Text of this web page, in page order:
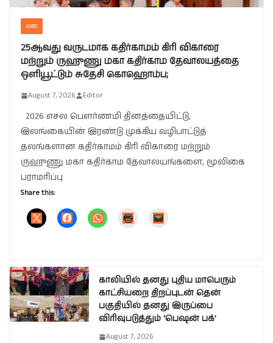
JOBS
25ஆவது வருடமாக கதிர்காமம் கிரி விகாரை
மற்றும் ருஹுணு மகா கதிர்காம தேவாலயத்தை
ஒளியூட்டும் சுதேசி கொஹொம்ப;
August 7, 2026 Editor
2026 எசல பௌர்ணமி தினத்தையிட்டு,
இலங்கையின் இரண்டு முக்கிய வழிபாட்டுத்
தலங்களான கதிர்காமம் கிரி விகாரை மற்றும்
ருஹுணு மகா கதிர்காம தேவாலயங்களை, மூலிகை
பராமரிப்பு
Share this:
காலியில் தனது புதிய மாபெரும்
காட்சியறை திறப்புடன் தென்
பகுதியில் தனது இருப்பை
விரிவுபடுத்தும் ‘பெஷன் பக்’
August 7, 2026